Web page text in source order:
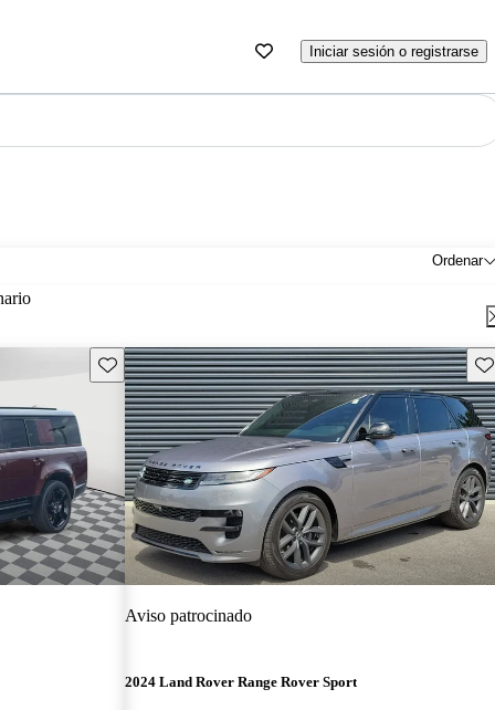
Iniciar sesión o registrarse
Ordenar
Guarda este Aviso
Aviso patrocinado
2024 Land Rover Range Rover Sport